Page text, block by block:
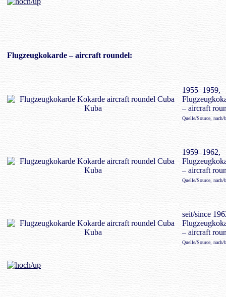
Flugzeugkokarde– aircraft roundel:
1955–1959,
– aircraft
Quelle/Source,
1959–1962,
– aircraft
Quelle/Source,
seit/since
– aircraft
Quelle/Source,